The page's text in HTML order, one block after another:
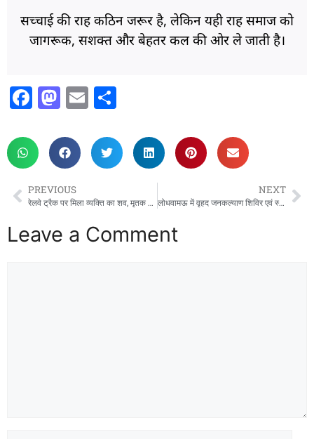
सच्चाई की राह कठिन जरूर है, लेकिन यही राह समाज को
जागरूक, सशक्त और बेहतर कल की ओर ले जाती है।
F
c
e
b
o
o
M
st
o
d
o
n
E
ai
l
ar
e
PREVIOUS
रेलवे ट्रैक पर मिला व्यक्ति का शव, मृतक की हुई पहचान
NEXT
लोधवामऊ में वृहद जनकल्याण शिविर एवं स्वास्थ्य मेले का आयोजन, विधायक अदिति सिंह ने लाभार्थियों को वितरित किए प्रमाणपत्र व चाभियां*
Leave a Comment